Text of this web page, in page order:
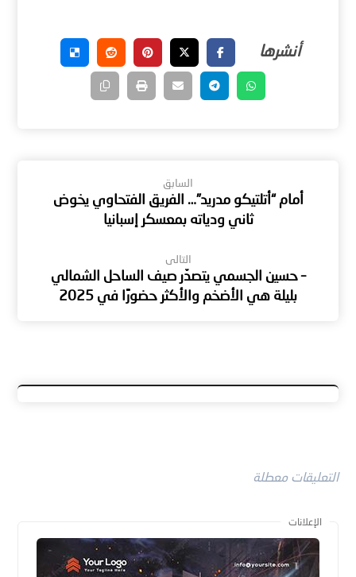
السابق
أمام “أتلتيكو مدريد”… الفريق الفتحاوي يخوض
ثاني ودياته بمعسكر إسبانيا
التالى
– حسين الجسمي يتصدّر صيف الساحل الشمالي
بليلة هي الأضخم والأكثر حضورًا في 2025
التعليقات معطلة
الإعلانات